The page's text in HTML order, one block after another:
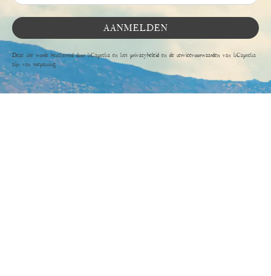
AANMELDEN
Deze site wordt beschermd door hCaptcha en het privacybeleid en de servicevoorwaarden van hCaptcha
zijn van toepassing.